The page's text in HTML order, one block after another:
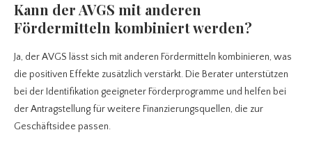
Kann der AVGS mit anderen
Fördermitteln kombiniert werden?
Ja, der AVGS lässt sich mit anderen Fördermitteln kombinieren, was
die positiven Effekte zusätzlich verstärkt. Die Berater unterstützen
bei der Identifikation geeigneter Förderprogramme und helfen bei
der Antragstellung für weitere Finanzierungsquellen, die zur
Geschäftsidee passen.